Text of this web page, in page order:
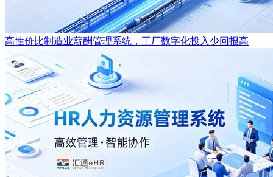
高性价比制造业薪酬管理系统，工厂数字化投入少回报高